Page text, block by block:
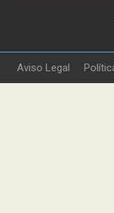
Aviso Legal